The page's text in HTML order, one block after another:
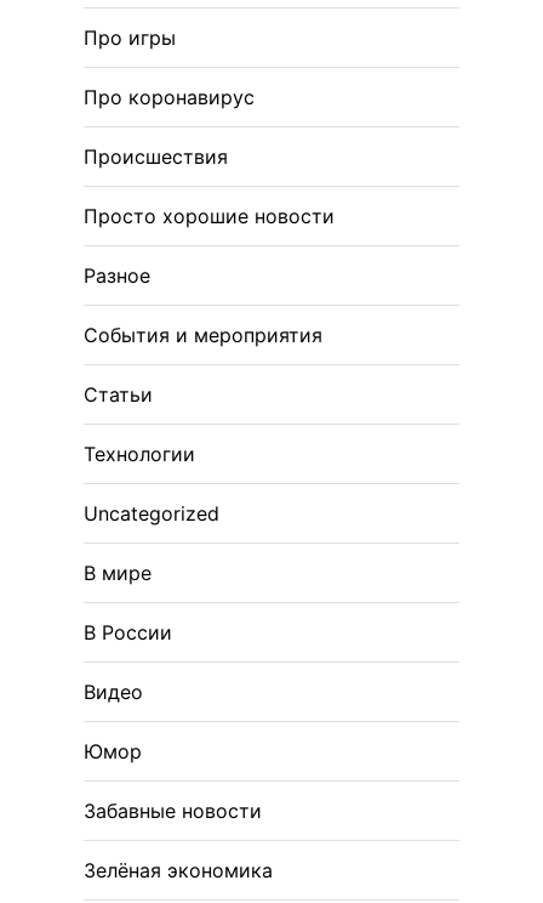
Про игры
Про коронавирус
Происшествия
Просто хорошие новости
Разное
События и мероприятия
Статьи
Технологии
Uncategorized
В мире
В России
Видео
Юмор
Забавные новости
Зелёная экономика